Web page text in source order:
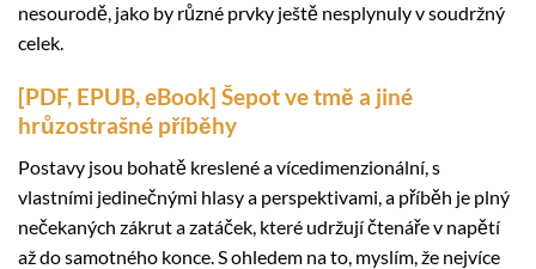
nesourodě, jako by různé prvky ještě nesplynuly v soudržný
celek.
[PDF, EPUB, eBook] Šepot ve tmě a jiné
hrůzostrašné příběhy
Postavy jsou bohatě kreslené a vícedimenzionální, s
vlastními jedinečnými hlasy a perspektivami, a příběh je plný
nečekaných zákrut a zatáček, které udržují čtenáře v napětí
až do samotného konce. S ohledem na to, myslím, že nejvíce